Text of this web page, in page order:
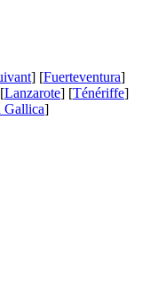
] [Fuerteventura]
Lanzarote] [Ténériffe]
Gallica]